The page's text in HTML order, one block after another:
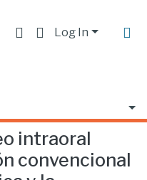
Log In
intraoral
convencional